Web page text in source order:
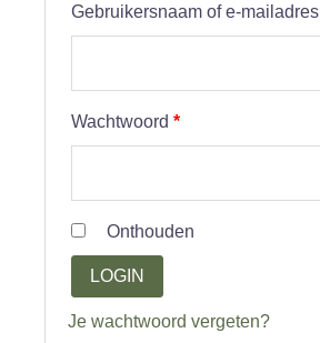
Gebruikersnaam of e-mailadres
Wachtwoord *Vereist
Onthouden
LOGIN
Je wachtwoord vergeten?